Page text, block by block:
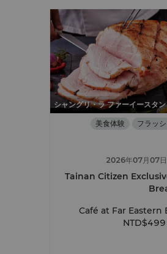
シャングリ・ラ ファーイースタ
美食体験 フラッ
2026年07月07日
Tainan Citizen
Café at Far